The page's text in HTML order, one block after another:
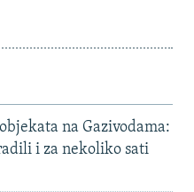
na Gazivodama:
i za nekoliko sati